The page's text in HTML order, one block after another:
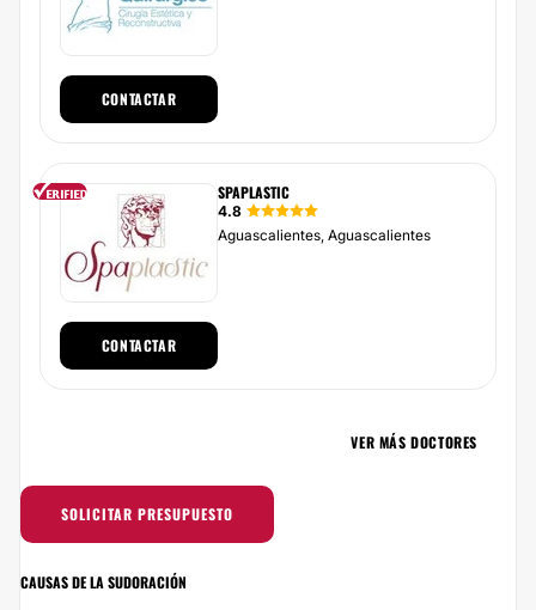
CONTACTAR
SPAPLASTIC
4.8
Aguascalientes, Aguascalientes
CONTACTAR
VER MÁS DOCTORES
SOLICITAR PRESUPUESTO
CAUSAS DE LA SUDORACIÓN